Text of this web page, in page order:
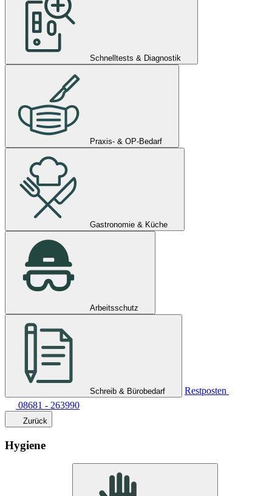
Schnelltests & Diagnostik
Praxis- & OP-Bedarf
Gastronomie & Küche
Arbeitsschutz
Schreib & Bürobedarf
Restposten
08681 - 263990
Zurück
Hygiene